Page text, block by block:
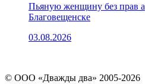
Пьяную женщину без прав
Благовещенске
03.08.2026
© ООО «Дважды два» 2005-2026